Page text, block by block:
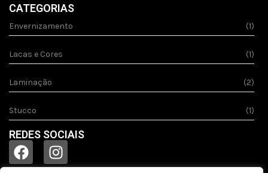
CATEGORIAS
Envernizamento (1)
Lacas e Cores (1)
Laminação (2)
Stucco (1)
REDES SOCIAIS